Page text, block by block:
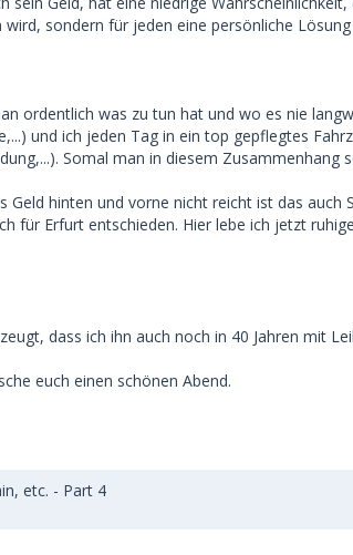
sondern für jeden eine persönliche
ordentlich was zu tun hat und wo es nie
und ich jeden Tag in ein top gepflegtes
Somal man in diesem Zusammenhang
Geld hinten und vorne nicht reicht ist das auch
für Erfurt entschieden. Hier lebe ich jetzt
dass ich ihn auch noch in 40 Jahren mit
euch einen schönen Abend.
etc. - Part 4